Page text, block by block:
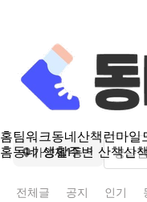
홈팀워크동네산책런마일
홈동네 생활주변 산책산
가양제1동
전체글 공지 인기